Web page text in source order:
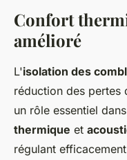
Confort
amélioré
L'isolation des
réduction des pertes
un rôle essentiel
thermique et
régulant